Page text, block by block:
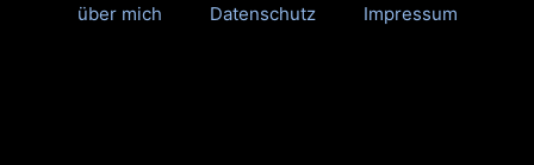
über mich Datenschutz Impressum